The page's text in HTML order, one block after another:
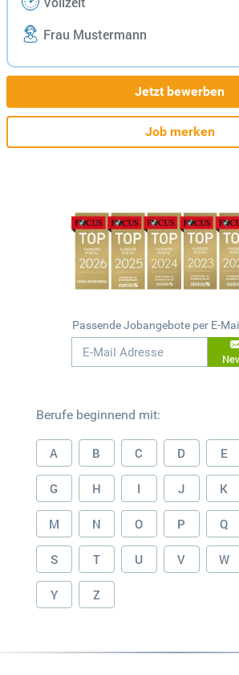
Frau Mustermann
Jetzt bewerben
Job merken
Passende Jobangebote per E-
Berufe beginnend mit:
A B C D E
G H I J K
M N O P Q
S T U V W
Y Z